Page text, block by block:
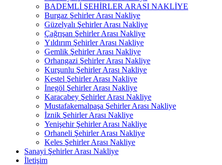
BADEMLİ ŞEHİRLER ARASI NAKLİYE
Burgaz Şehirler Arası Nakliye
Güzelyalı Şehirler Arası Nakliye
Çağrışan Şehirler Arası Nakliye
Yıldırım Şehirler Arası Nakliye
Gemlik Şehirler Arası Nakliye
Orhangazi Şehirler Arası Nakliye
Kurşunlu Şehirler Arası Nakliye
Kestel Şehirler Arası Nakliye
İnegöl Şehirler Arası Nakliye
Karacabey Şehirler Arası Nakliye
Mustafakemalpaşa Şehirler Arası Nakliye
İznik Şehirler Arası Nakliye
Yenişehir Şehirler Arası Nakliye
Orhaneli Şehirler Arası Nakliye
Keles Şehirler Arası Nakliye
Sanayi Şehirler Arası Nakliye
İletişim